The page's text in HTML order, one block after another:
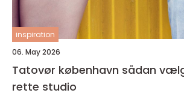
inspiration
06. May 2026
Tatovør københavn sådan vælger du det
rette studio